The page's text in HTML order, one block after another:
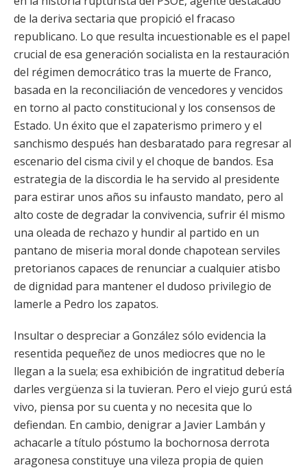
de la deriva sectaria que propició el fracaso
republicano. Lo que resulta incuestionable es el papel
crucial de esa generación socialista en la restauración
del régimen democrático tras la muerte de Franco,
basada en la reconciliación de vencedores y vencidos
en torno al pacto constitucional y los consensos de
Estado. Un éxito que el zapaterismo primero y el
sanchismo después han desbaratado para regresar al
escenario del cisma civil y el choque de bandos. Esa
estrategia de la discordia le ha servido al presidente
para estirar unos años su infausto mandato, pero al
alto coste de degradar la convivencia, sufrir él mismo
una oleada de rechazo y hundir al partido en un
pantano de miseria moral donde chapotean serviles
pretorianos capaces de renunciar a cualquier atisbo
de dignidad para mantener el dudoso privilegio de
lamerle a Pedro los zapatos.
Insultar o despreciar a González sólo evidencia la
resentida pequeñez de unos mediocres que no le
llegan a la suela; esa exhibición de ingratitud debería
darles vergüenza si la tuvieran. Pero el viejo gurú está
vivo, piensa por su cuenta y no necesita que lo
defiendan. En cambio, denigrar a Javier Lambán y
achacarle a título póstumo la bochornosa derrota
aragonesa constituye una vileza propia de quien